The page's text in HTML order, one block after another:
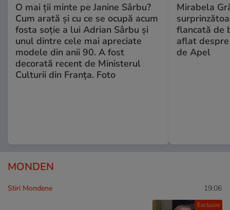
O mai ții minte pe Janine Sârbu?
Cum arată și cu ce se ocupă acum
fosta soție a lui Adrian Sârbu și
unul dintre cele mai apreciate
modele din anii 90. A fost
decorată recent de Ministerul
Culturii din Franța. Foto
Mirabela
flancată de
aflat
de Apel
MONDEN
Exclusiv
Stiri Mondene 19:06